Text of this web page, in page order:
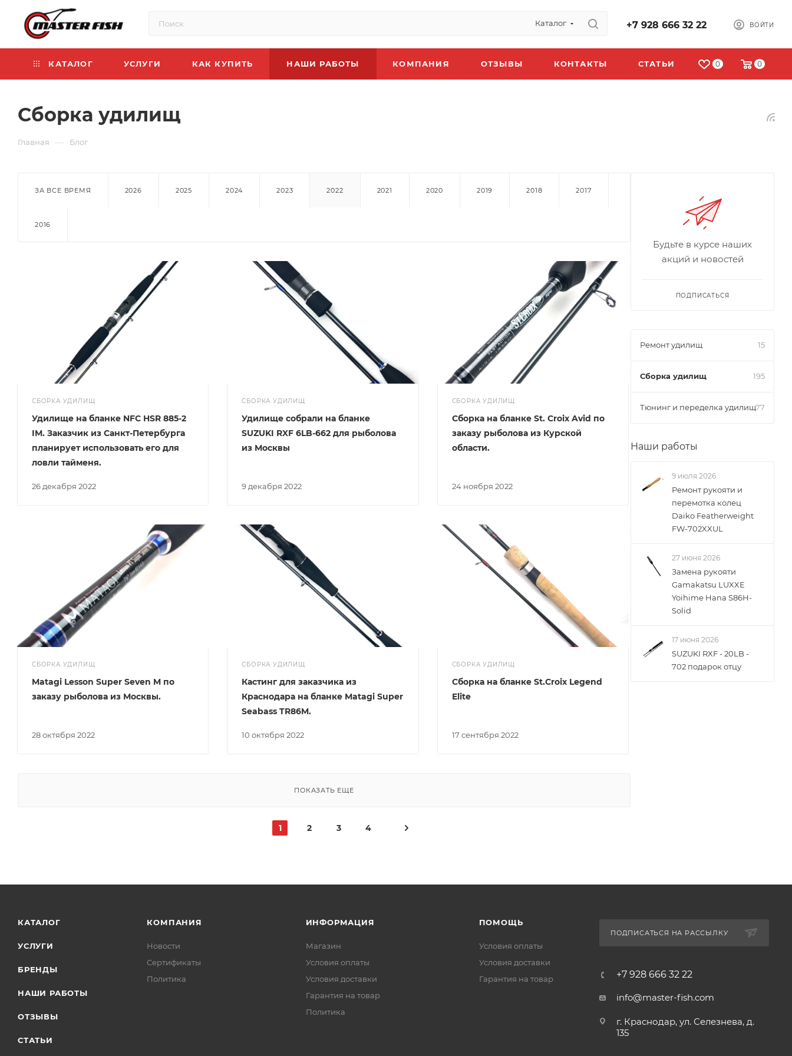
Каталог +7 928 666 32 22 ВОЙТИ
0 0
КАТАЛОГ УСЛУГИ КАК КУПИТЬ НАШИ РАБОТЫ КОМПАНИЯ ОТЗЫВЫ КОНТАКТЫ СТАТЬИ
Сборка удилищ
Главная — Блог
ЗА ВСЕ ВРЕМЯ 2026 2025 2024 2023 2022 2021 2020 2019 2018 2017
2016
СБОРКА УДИЛИЩ
26 декабря 2022
Удилище на бланке NFC HSR 885-2
IM. Заказчик из Санкт-Петербурга
планирует использовать его для
ловли тайменя.
СБОРКА УДИЛИЩ
9 декабря 2022
Удилище собрали на бланке
SUZUKI RXF 6LB-662 для рыболова
из Москвы
СБОРКА УДИЛИЩ
24 ноября 2022
Сборка на бланке St. Croix Avid по
заказу рыболова из Курской
области.
СБОРКА УДИЛИЩ
28 октября 2022
Matagi Lesson Super Seven M по
заказу рыболова из Москвы.
СБОРКА УДИЛИЩ
10 октября 2022
Кастинг для заказчика из
Краснодара на бланке Matagi Super
Seabass TR86M.
СБОРКА УДИЛИЩ
17 сентября 2022
Cборка на бланке St.Croix Legend
Elite
ПОКАЗАТЬ ЕЩЕ
1 2 3 4
Будьте в курсе наших
акций и новостей
ПОДПИСАТЬСЯ
Ремонт удилищ 15
Сборка удилищ 195
Тюнинг и переделка удилищ77
Наши работы
9 июля 2026
Ремонт рукояти и
перемотка колец
Daiko Featherweight
FW-702XXUL
27 июня 2026
Замена рукояти
Gamakatsu LUXXE
Yoihime Hana S86H-
Solid
17 июня 2026
SUZUKI RXF - 20LB -
702 подарок отцу
КАТАЛОГ
УСЛУГИ
БРЕНДЫ
НАШИ РАБОТЫ
ОТЗЫВЫ
СТАТЬИ
КОМПАНИЯ
Новости
Сертификаты
Политика
ИНФОРМАЦИЯ
Магазин
Условия оплаты
Условия доставки
Гарантия на товар
Политика
ПОМОЩЬ
Условия оплаты
Условия доставки
Гарантия на товар
ПОДПИСАТЬСЯ НА РАССЫЛКУ
+7 928 666 32 22
info@master-fish.com
г. Краснодар, ул. Селезнева, д.
135